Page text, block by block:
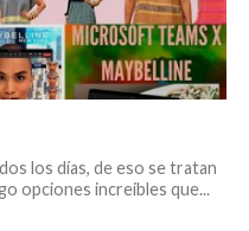
los días, de eso se tratan
opciones increibles que...